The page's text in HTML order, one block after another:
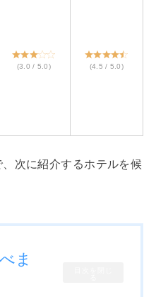
(3.0 / 5.0) (4.5 / 5.0)
、次に紹介するホテルを候
ま